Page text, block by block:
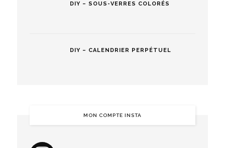
DIY – SOUS-VERRES COLORÉS
DIY – CALENDRIER PERPÉTUEL
MON COMPTE INSTA